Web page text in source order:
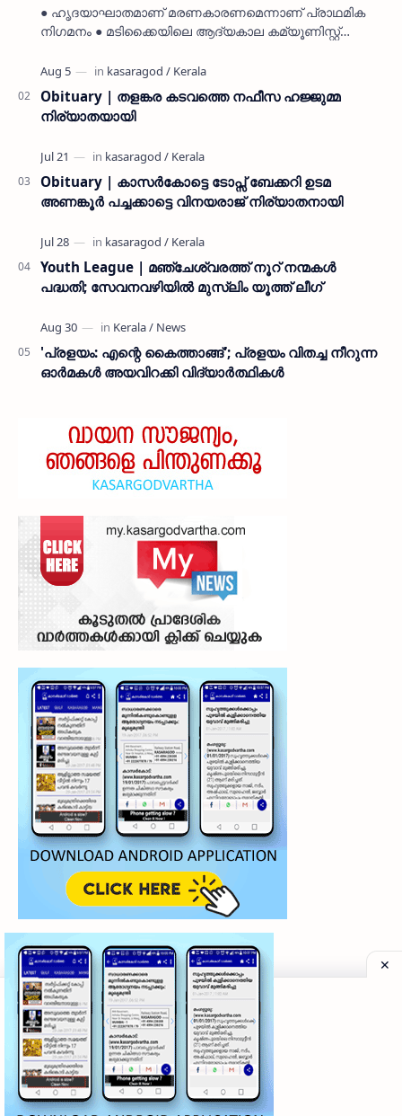
● ഹൃദയാഘാതമാണ് മരണകാരണമെന്നാണ് പ്രാഥമിക
നിഗമനം ● മടിക്കൈയിലെ ആദ്യകാല കമ്യൂണിസ്റ്റ്
മകളാണ് ● വിവരമറിഞ്ഞ് ജനപ്ര…
Obituary | തളങ്കര കടവത്തെ നഫീസ ഹജ്ജുമ്മ
നിര്യാതയായി
Obituary | കാസർകോട്ടെ ടോപ്സ് ബേക്കറി ഉടമ
അണങ്കൂർ പച്ചക്കാട്ടെ വിനയരാജ് നിര്യാതനായി
Youth League | മഞ്ചേശ്വരത്ത് നൂറ് നന്മകൾ
പദ്ധതി; സേവനവഴിയിൽ മുസ്ലിം യൂത്ത് ലീഗ്
'പ്രളയം: എന്റെ കൈത്താങ്ങ്'; പ്രളയം വിതച്ച നീറുന്ന
ഓര്‍മകള്‍ അയവിറക്കി വിദ്യാര്‍ത്ഥികള്‍
©2026‧My Kasaragod Vartha | LATEST KASARAGOD
Privacy Policy
Grievance Redressal